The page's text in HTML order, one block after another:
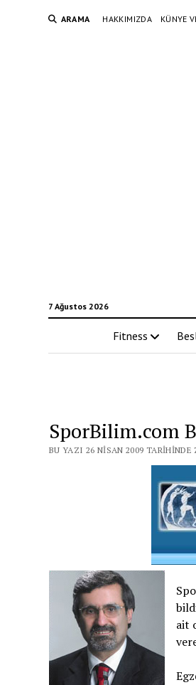
ARAMA HAKKIMIZDA KÜNYE
7 Ağustos 2026
Fitness
SporBilim.com
BU YAZI 26 NISAN 2009
ait